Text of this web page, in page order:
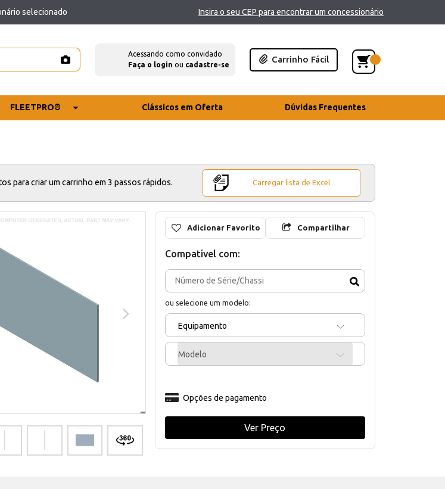
selecionado Insira o seu CEP para encontrar um concessionário
Acessando como convidado
Faça o login ou cadastre-se
Carrinho Fácil
FLEETPRO® Clássicos em Oferta Dúvidas Frequentes
para criar um carrinho em 3 passos rápidos. Carregar lista de Excel
Adicionar Favorito Compartilhar
Compativel com:
ou selecione um modelo:
Equipamento
Modelo
Opções de pagamento
Ver Preço